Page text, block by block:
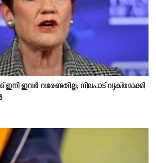
ഇനി ഇവർ വരേണ്ടതില്ല; നിലപാട് വ്യക്തമാക്കി